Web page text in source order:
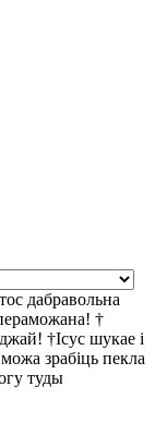
дабравольна
†
†Ісус шукае і
зрабіць пекла
туды